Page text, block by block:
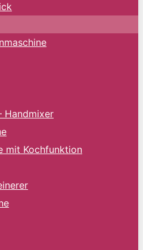
Handmixer
mit Kochfunktion